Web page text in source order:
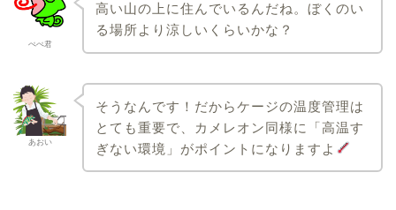
ぺぺ君
高い山の上に住んでいるんだね。ぼくのい
る場所より涼しいくらいかな？
あおい
そうなんです！だからケージの温度管理は
とても重要で、カメレオン同様に「高温す
ぎない環境」がポイントになりますよ